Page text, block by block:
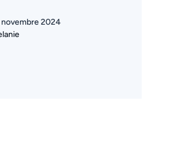
novembre 2024